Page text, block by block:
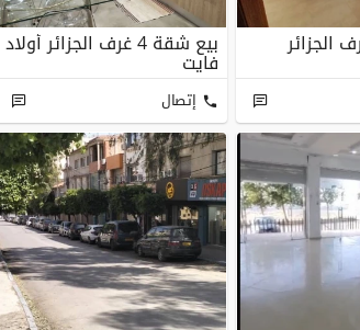
4 غرف الجزائر بيع شقة 4 غرف الجزائر أولاد
فايت
إتصال